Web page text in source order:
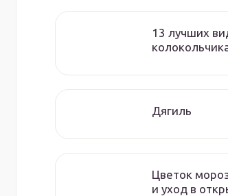
13 лучших
Дягиль
Цветок
и уход в